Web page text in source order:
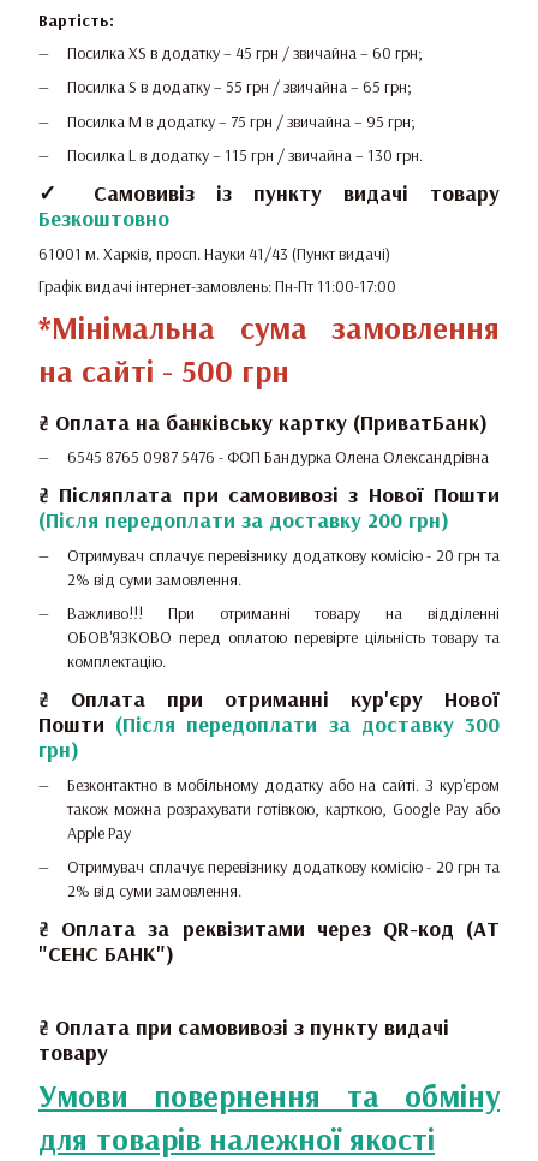
Вартість:
Посилка XS в додатку – 45 грн / звичайна – 60 грн;
Посилка S в додатку – 55 грн / звичайна – 65 грн;
Посилка M в додатку – 75 грн / звичайна – 95 грн;
Посилка L в додатку – 115 грн / звичайна – 130 грн.
✓ Самовивіз із пункту видачі товару
Безкоштовно
61001 м. Харків, просп. Науки 41/43 (Пункт видачі)
Графік видачі інтернет-замовлень: Пн-Пт 11:00-17:00
*Мінімальна сума замовлення
на сайті - 500 грн
₴ Оплата на банківську картку (ПриватБанк)
6545 8765 0987 5476 -ФОП Бандурка Олена Олександрівна
₴ Післяплата при самовивозі з Нової Пошти
(Після передоплати за доставку 200 грн)
Отримувач сплачує перевізнику додаткову комісію - 20 грн та
2% від суми замовлення.
Важливо!!! При отриманні товару на відділенні
ОБОВ'ЯЗКОВО перед оплатою перевірте цільність товару та
комплектацію.
₴ Оплата при отриманні кур'єру Нової
Пошти (Після передоплати за доставку 300
грн)
Безконтактно в мобільному додатку або на сайті.З кур'єром
також можна розрахувати готівкою, карткою, Google Pay або
Apple Pay
Отримувач сплачує перевізнику додаткову комісію - 20 грн та
2% від суми замовлення.
₴ Оплата за реквізитами через QR-код (АТ
"СЕНС БАНК")
₴ Оплата при самовивозі з пункту видачі
товару
Умови повернення та обміну
для товарів належної якості